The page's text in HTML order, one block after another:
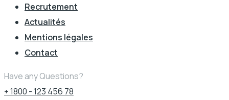
Recrutement
Actualités
Mentions légales
Contact
Have any Questions?
+ 1800 - 123 456 78